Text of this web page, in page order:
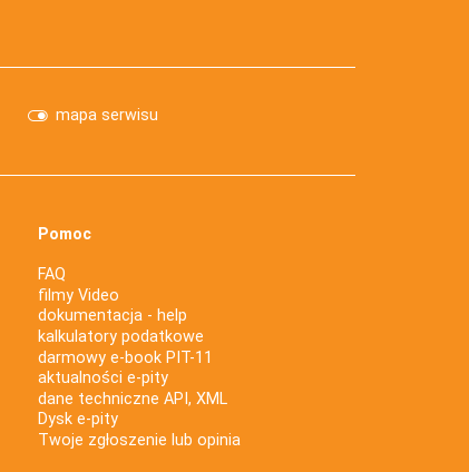
mapa serwisu
Pomoc
FAQ
filmy Video
dokumentacja - help
kalkulatory podatkowe
darmowy e-book PIT-11
aktualności e-pity
dane techniczne API, XML
Dysk e-pity
Twoje zgłoszenie lub opinia